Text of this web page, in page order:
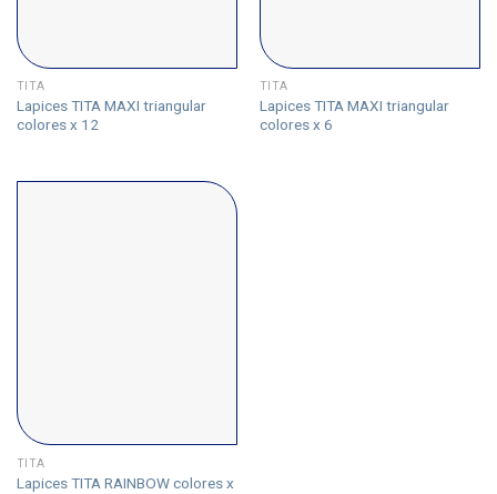
TITA
Lapices TITA MAXI triangular
colores x 12
TITA
Lapices TITA MAXI triangular
colores x 6
TITA
Lapices TITA RAINBOW colores x